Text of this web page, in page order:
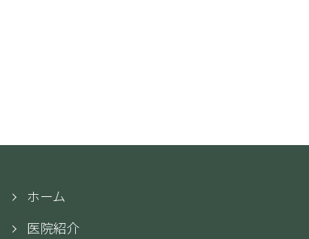
ホーム
医院紹介